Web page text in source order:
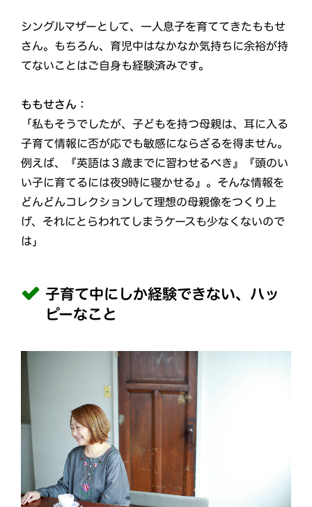
シングルマザーとして、一人息子を育ててきたももせ
さん。もちろん、育児中はなかなか気持ちに余裕が持
てないことはご自身も経験済みです。
ももせさん：
「私もそうでしたが、子どもを持つ母親は、耳に入る
子育て情報に否が応でも敏感にならざるを得ません。
例えば、『英語は３歳までに習わせるべき』『頭のい
い子に育てるには夜9時に寝かせる』。そんな情報を
どんどんコレクションして理想の母親像をつくり上
げ、それにとらわれてしまうケースも少なくないので
は」
子育て中にしか経験できない、ハッ
ピーなこと